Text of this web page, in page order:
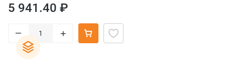
5 941.40 ₽
– +